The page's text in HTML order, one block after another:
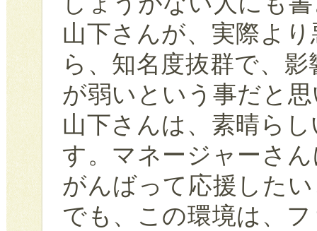
山下さんが、実際よ
ら、知名度抜群で、
が弱いという事だと
山下さんは、素晴ら
す。マネージャーさ
がんばって応援した
でも、この環境は、